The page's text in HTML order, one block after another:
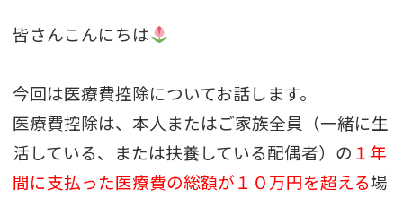
皆さんこんにちは
今回は医療費控除についてお話します。
医療費控除は、本人またはご家族全員（一緒に生
活している、または扶養している配偶者）の １年
間に支払った医療費の総額が１０万円を超える場